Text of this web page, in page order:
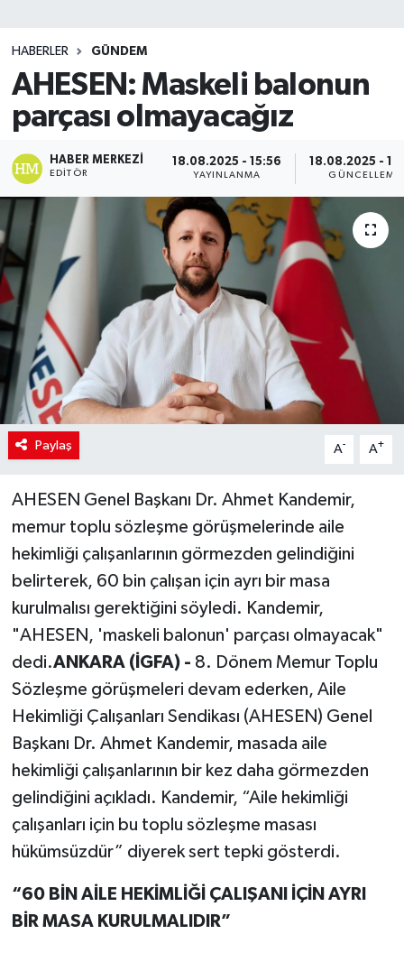
HABERLER GÜNDEM
AHESEN: Maskeli balonun
parçası olmayacağız
HABER MERKEZI
EDITÖR
18.08.2025 - 15:56
YAYINLANMA
18.08.2025 -
GÜNCELLEME
Paylaş A- A+
AHESEN Genel Başkanı Dr. Ahmet Kandemir,
memur toplu sözleşme görüşmelerinde aile
hekimliği çalışanlarının görmezden gelindiğini
belirterek, 60 bin çalışan için ayrı bir masa
kurulmalısı gerektiğini söyledi. Kandemir,
"AHESEN, 'maskeli balonun' parçası olmayacak"
dedi.ANKARA (İGFA) - 8. Dönem Memur Toplu
Sözleşme görüşmeleri devam ederken, Aile
Hekimliği Çalışanları Sendikası (AHESEN) Genel
Başkanı Dr. Ahmet Kandemir, masada aile
hekimliği çalışanlarının bir kez daha görmezden
gelindiğini açıkladı. Kandemir, “Aile hekimliği
çalışanları için bu toplu sözleşme masası
hükümsüzdür” diyerek sert tepki gösterdi.
“60 BİN AİLE HEKİMLİĞİ ÇALIŞANI İÇİN AYRI
BİR MASA KURULMALIDIR”
Teknoloji
TRABZON
TRABZONSPOR
Yaşam